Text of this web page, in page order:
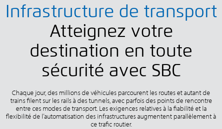
Infrastructure de transport
Atteignez votre
destination en toute
sécurité avec SBC
Chaque jour, des millions de véhicules parcourent les routes et autant de
trains filent sur les rails à des tunnels, avec parfois des points de rencontre
entre ces modes de transport. Les exigences relatives à la fiabilité et la
flexibilité de l’automatisation des infrastructures augmentent parallèlement à
ce trafic routier.